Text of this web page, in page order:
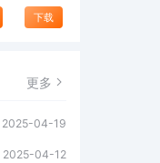
下载
更多
2025-04-19
2025-04-12